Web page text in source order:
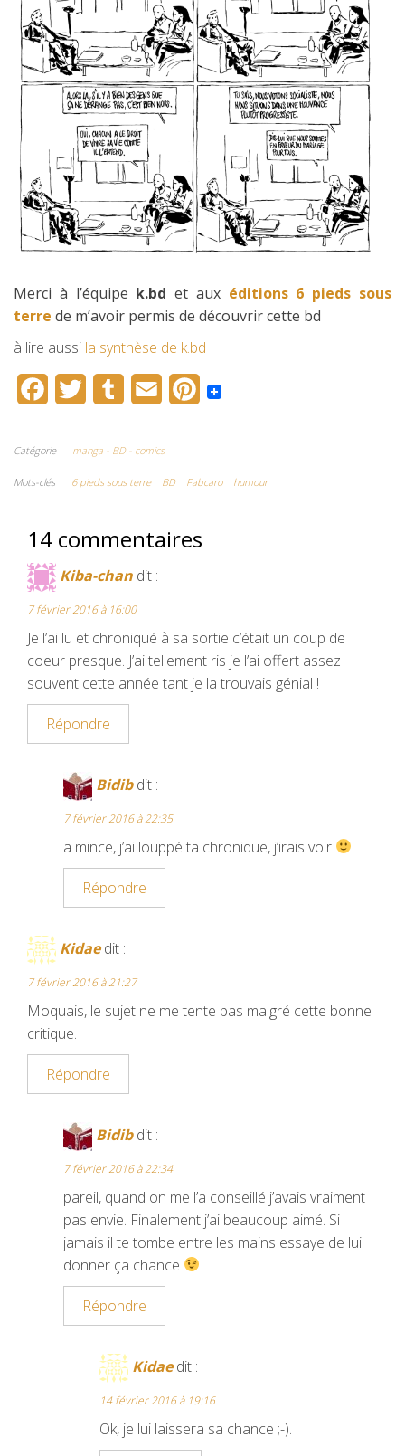
Merci à l’équipe k.bd et aux éditions 6 pieds sous
terre de m’avoir permis de découvrir cette bd
à lire aussi la synthèse de k.bd
c
e
o
o
k
i
t
e
r
m
b
r
a
i
P
t
r
t
Catégorie manga - BD - comics
Mots-clés 6 pieds sous terre BD Fabcaro humour
14 commentaires
Kiba-chan dit :
7 février 2016 à 16:00
Je l’ai lu et chroniqué à sa sortie c’était un coup de
coeur presque. J’ai tellement ris je l’ai offert assez
souvent cette année tant je la trouvais génial !
Répondre
Bidib dit :
7 février 2016 à 22:35
a mince, j’ai louppé ta chronique, j’irais voir
Répondre
Kidae dit :
7 février 2016 à 21:27
Moquais, le sujet ne me tente pas malgré cette bonne
critique.
Répondre
Bidib dit :
7 février 2016 à 22:34
pareil, quand on me l’a conseillé j’avais vraiment
pas envie. Finalement j’ai beaucoup aimé. Si
jamais il te tombe entre les mains essaye de lui
donner ça chance
Répondre
Kidae dit :
14 février 2016 à 19:16
Ok, je lui laissera sa chance ;-).